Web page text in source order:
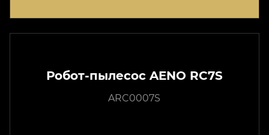
Робот-пылесос AENO RC7S
ARC0007S